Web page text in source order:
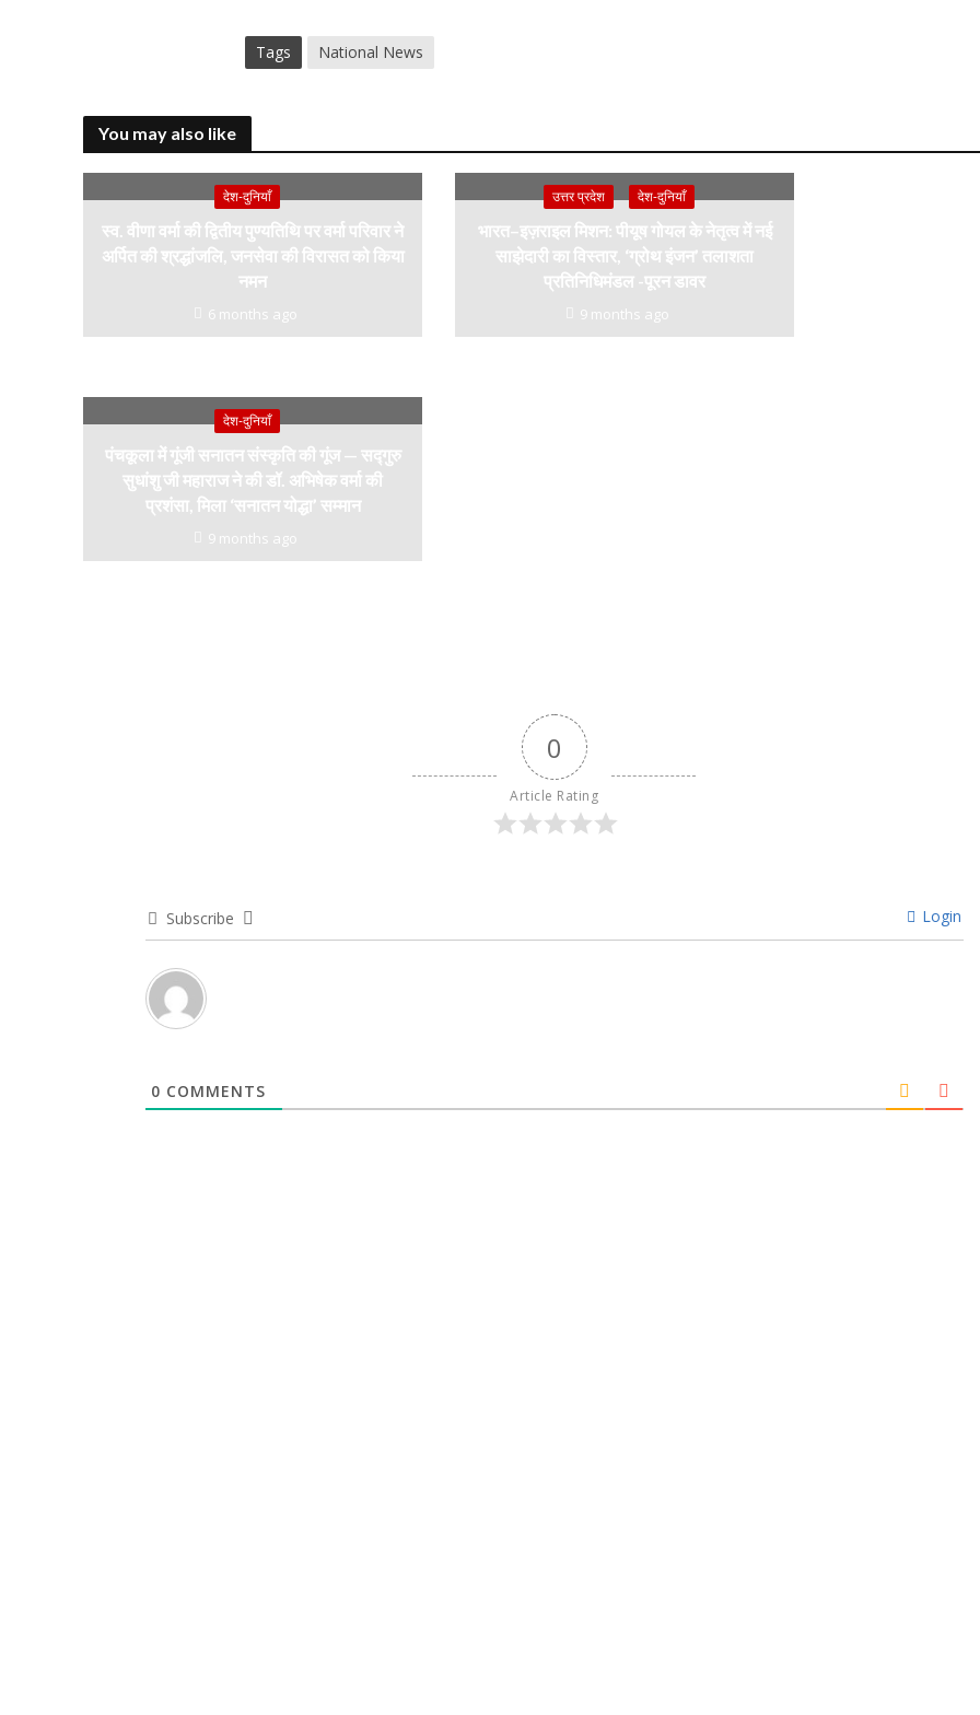
b
o
k
er y
Li
k
s
A
p
Tags National News
You may also like
देश-दुनियाँ
स्व. वीणा वर्मा की द्वितीय पुण्यतिथि पर वर्मा परिवार ने
अर्पित की श्रद्धांजलि, जनसेवा की विरासत को किया
नमन
6 months ago
उत्तर प्रदेश देश-दुनियाँ
भारत–इज़राइल मिशन: पीयूष गोयल के नेतृत्व में नई
साझेदारी का विस्तार, ‘ग्रोथ इंजन’ तलाशता
प्रतिनिधिमंडल -पूरन डावर
9 months ago
देश-दुनियाँ
पंचकूला में गूंजी सनातन संस्कृति की गूंज — सद्गुरु
सुधांशु जी महाराज ने की डॉ. अभिषेक वर्मा की
प्रशंसा, मिला ‘सनातन योद्धा’ सम्मान
9 months ago
0
Article Rating
Subscribe Login
0 COMMENTS